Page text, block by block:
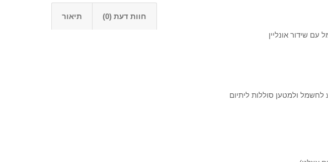
תיאור חוות דעת (0)